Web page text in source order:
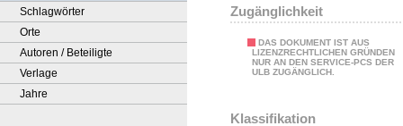
Schlagwörter
Orte
Autoren / Beteiligte
Verlage
Jahre
Zugänglichkeit
DAS DOKUMENT IST AUS
LIZENZRECHTLICHEN GRÜNDEN
NUR AN DEN SERVICE-PCS DER
ULB ZUGÄNGLICH.
Klassifikation